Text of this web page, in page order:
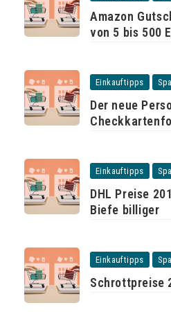
Amazon
von 5 bis 500
Einkauftipps
Der neue
Einkauftipps
DHL Preise
Biefe billiger
Einkauftipps
Schrottpreise